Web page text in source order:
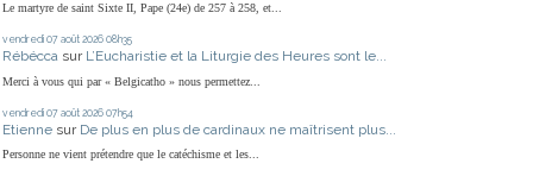
Le martyre de saint Sixte II, Pape (24e) de 257 à 258, et...
vendredi 07 août 2026 08h35
Rébécca sur L’Eucharistie et la Liturgie des Heures sont le...
Merci à vous qui par « Belgicatho » nous permettez...
vendredi 07 août 2026 07h54
Etienne sur De plus en plus de cardinaux ne maîtrisent plus...
Personne ne vient prétendre que le catéchisme et les...